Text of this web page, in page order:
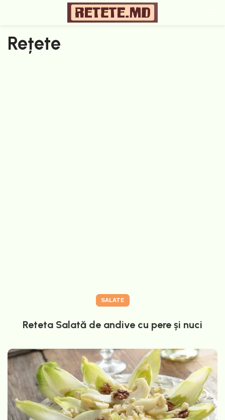
Rețete
SALATE
Reteta Salată de andive cu pere și nuci